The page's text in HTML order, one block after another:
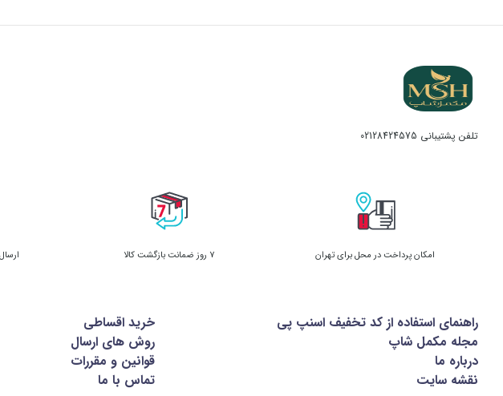
ویژگی ‌های پروتئین وی گلد فانتوم نوتریشن
حاوی پروتئین وی کنسانتره و مالتودکسترین
کمک به افزایش قدرت بدنی ورزشکار در حین تمرین
تلفن پشتیبانی 02128424575
امکان پرداخت در محل برای تهران 7 روز ضمانت بازگشت کالا
راهنمای استفاده از کد تخفیف اسنپ پی خرید اقساطی
مجله مکمل شاپ
روش های ارسال
درباره ما
قوانین و مقررات
نقشه سایت
تماس با ما